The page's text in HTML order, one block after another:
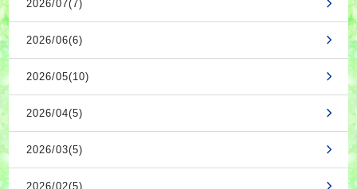
2026/07(7)
2026/06(6)
2026/05(10)
2026/04(5)
2026/03(5)
2026/02(5)